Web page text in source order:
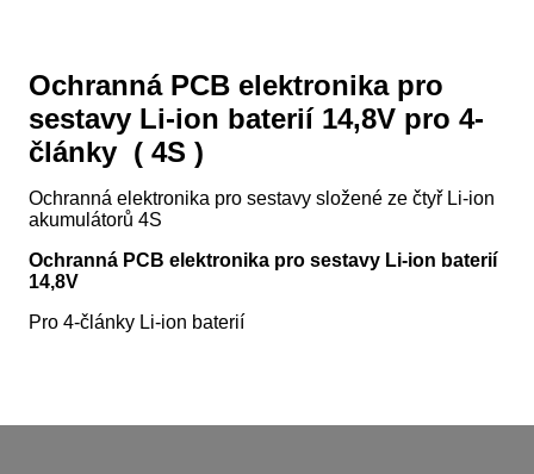
Ochranná PCB elektronika pro
sestavy Li-ion baterií 14,8V pro 4-
články ( 4S )
Ochranná elektronika pro sestavy složené ze čtyř Li-ion
akumulátorů 4S
Ochranná PCB elektronika pro sestavy Li-ion baterií
14,8V
Pro 4-články Li-ion baterií